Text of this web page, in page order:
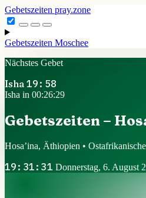
Gebetszeiten pray.zone
Gebetszeiten Moschee
Nächstes Gebet
Isha 19:58
Isha in 00:26:28
Gebetszeiten –
Hosa’ina, Äthiopien •
19:31:32 Donnerstag, 6. August